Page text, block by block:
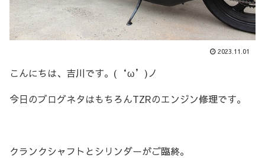
2023.11.01
こんにちは、吉川です。(‘ω’)ノ
今日のブログネタはもちろんTZRのエンジン修理です。
クランクシャフトとシリンダーがご臨終。